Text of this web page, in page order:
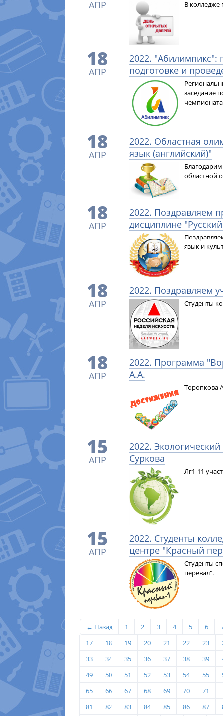
АПР В колледже
18
АПР
2022. "Абилимпикс":
подготовке и
заседание
18
АПР
2022. Областная
язык (английский)"
областной
18
АПР
2022. Поздравляем
дисциплине
язык и
18
АПР
2022. Поздравляем
Студенты
18
АПР
2022. Программа
А.А.
Торопкова
15
АПР
2022.
Суркова
Лг1-11
15
АПР
2022. Студенты
центре "Красный
Студенты
перевал".
← Назад 1 2 3 4 5 6
17
18 19 20 21 22 23
33
34 35 36 37 38 39
49
50 51 52 53 54 55
65
66 67 68 69 70 71
81
82 83 84 85 86 87